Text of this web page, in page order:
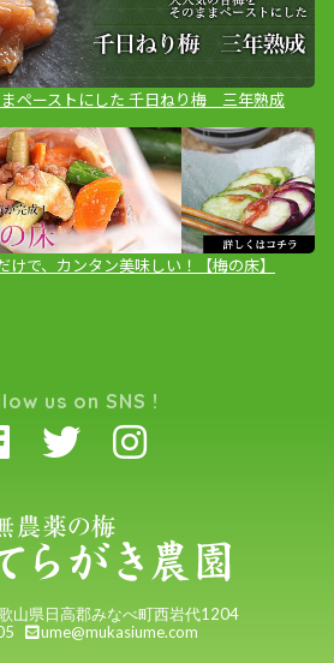
ペーストにした 千日ねり梅 三年熟成
けで、カンタン美味しい！【梅の床】
us on SNS !
山県日高郡みなべ町西岩代1204
ume@mukasiume.com